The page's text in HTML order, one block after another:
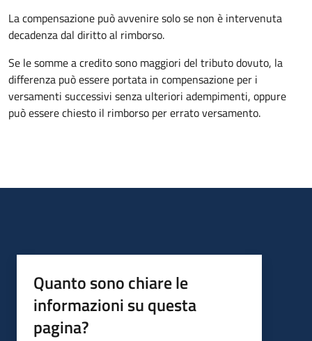
La compensazione può avvenire solo se non è intervenuta
decadenza dal diritto al rimborso.
Se le somme a credito sono maggiori del tributo dovuto, la
differenza può essere portata in compensazione per i
versamenti successivi senza ulteriori adempimenti, oppure
può essere chiesto il rimborso per errato versamento.
Quanto sono chiare le
informazioni su questa
pagina?